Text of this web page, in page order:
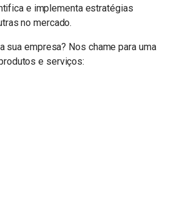
e implementa estratégias
no mercado.
sua empresa? Nos chame para uma
e serviços: